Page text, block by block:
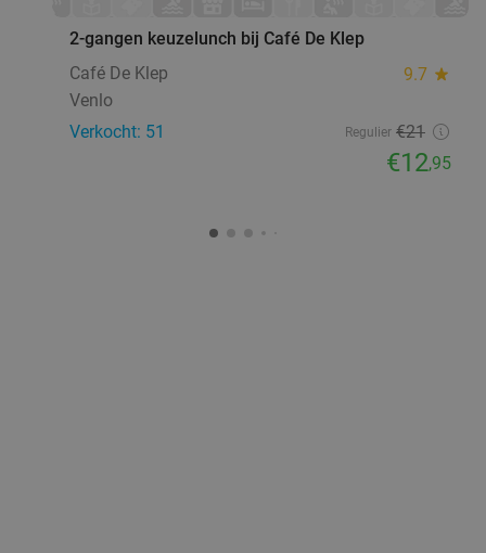
2-gangen keuzelunch bij Café De Klep
Café De Klep
9.7 star
Venlo
Verkocht: 51
Regulier €21
€12,95